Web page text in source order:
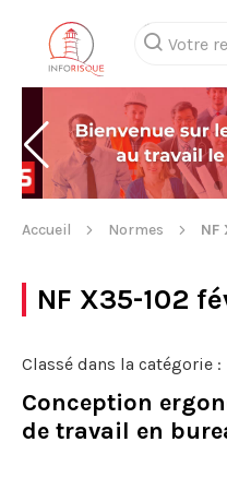
Accueil Normes NF
NF X35-102
Classé dans la catégorie :
Conception
de travail en